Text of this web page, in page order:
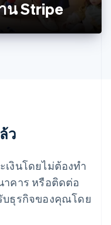
น Stripe
ว
เงินโดยไม่ต้องทำ
คาร หรือติดต่อ
บธุรกิจของคุณโดย